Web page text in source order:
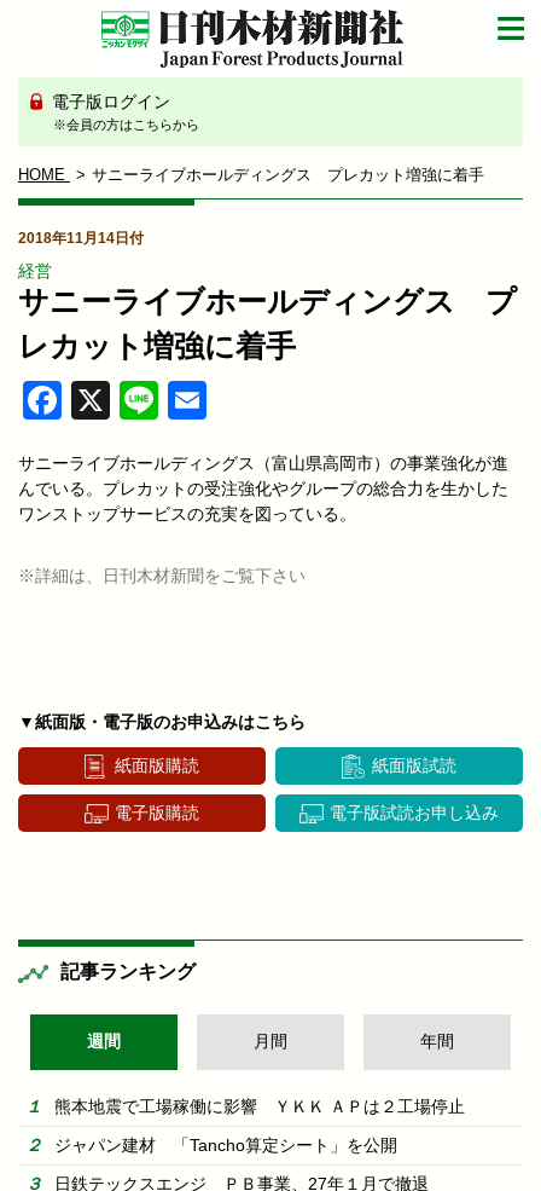
電子版ログイン
※会員の方はこちらから
HOME サニーライブホールディングス プレカット増強に着手
2018年11月14日付
経営
サニーライブホールディングス プ
レカット増強に着手
Facebook
X Line
サニーライブホールディングス（富山県高岡市）の事業強化が進
んでいる。プレカットの受注強化やグループの総合力を生かした
ワンストップサービスの充実を図っている。
※詳細は、日刊木材新聞をご覧下さい
▼紙面版・電子版のお申込みはこちら
紙面版購読 紙面版試読
電子版購読 電子版試読お申し込み
記事ランキング
週間 月間 年間
熊本地震で工場稼働に影響 ＹＫＫ ＡＰは２工場停止
ジャパン建材 「Tancho算定シート」を公開
日鉄テックスエンジ ＰＢ事業、27年１月で撤退